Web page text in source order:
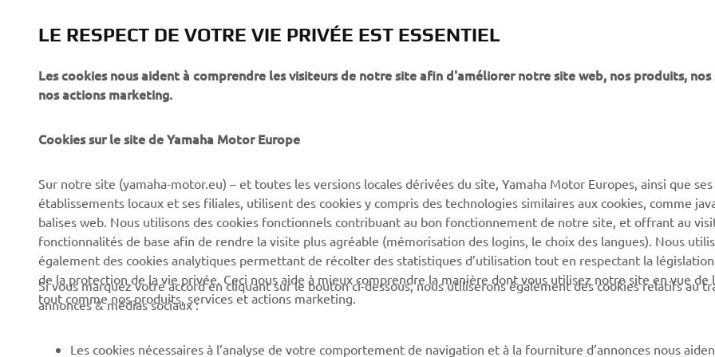
Yard Built Agenda
CORPORATE
Découvrez Yamaha
News
Événements
BUSINESS
Systèmes pour vélos
électriques (VAE) Yamaha
Autorités
PLUS DE YAMAHA
MyYamaha
Yamaha Music
SOUTIEN
Catalogue des pièces
Réserver un entretien
LE RESPECT DE VOTRE VIE PRIVÉE EST ESSENTIEL
Les cookies nous aident à comprendre les visiteurs de notre site afin d'améliorer notre site web, nos produits, nos
nos actions marketing.
Cookies sur le site de Yamaha Motor Europe
Sur notre site (yamaha-motor.eu) – et toutes les versions locales dérivées du site, Yamaha Motor Europes, ainsi que ses
établissements locaux et ses filiales, utilisent des cookies y compris des technologies similaires aux cookies, comme
balises web. Nous utilisons des cookies fonctionnels contribuant au bon fonctionnement de notre site, et offrant au
fonctionnalités de base afin de rendre la visite plus agréable (mémorisation des logins, le choix des langues). Nous
également des cookies analytiques permettant de récolter des statistiques d’utilisation tout en respectant la
de la protection de la vie privée. Ceci nous aide à mieux comprendre la manière dont vous utilisez notre site en vue de
tout comme nos produits, services et actions marketing.
Si vous marquez votre accord en cliquant sur le bouton ci-dessous, nous utiliserons également des cookies relatifs au
annonces & médias sociaux :
Les cookies nécessaires à l’analyse de votre comportement de navigation et à la fourniture d’annonces nous